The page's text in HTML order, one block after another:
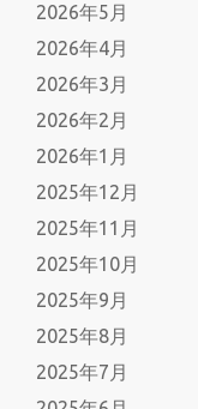
2026年5月
2026年4月
2026年3月
2026年2月
2026年1月
2025年12月
2025年11月
2025年10月
2025年9月
2025年8月
2025年7月